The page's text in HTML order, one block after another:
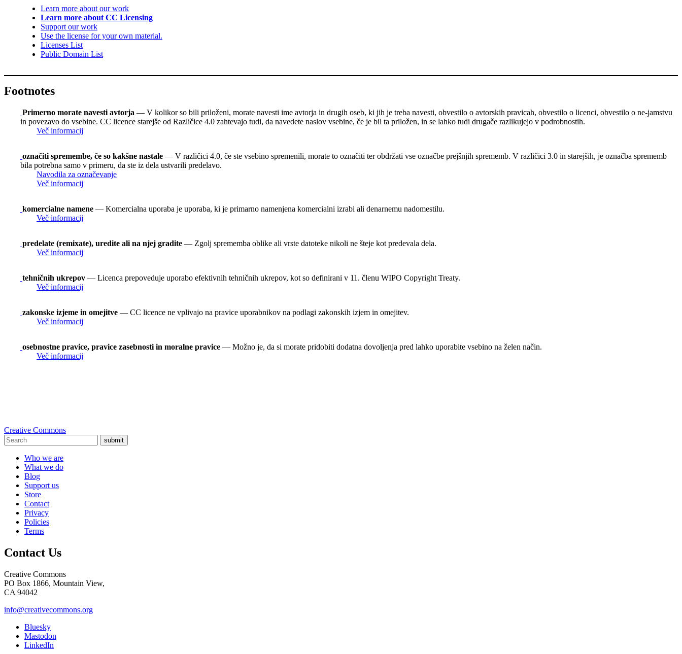
Learn more about our work
Learn more about CC Licensing
Support our work
Use the license for your own material.
Licenses List
Public Domain List
Footnotes
Primerno morate navesti avtorja — V kolikor so bili priloženi, morate navesti ime avtorja in drugih oseb, ki jih je treba navesti, obvestilo o avtorskih pravicah, obvestilo o licenci, obvestilo o ne-jamstvu
in povezavo do vsebine. CC licence starejše od Različice 4.0 zahtevajo tudi, da navedete naslov vsebine, če je bil ta priložen, in se lahko tudi drugače razlikujejo v podrobnostih.
Več informacij
označiti spremembe, če so kakšne nastale — V različici 4.0, če ste vsebino spremenili, morate to označiti ter obdržati vse označbe prejšnjih sprememb. V različici 3.0 in starejših, je označba sprememb
bila potrebna samo v primeru, da ste iz dela ustvarili predelavo.
Navodila za označevanje
Več informacij
komercialne namene — Komercialna uporaba je uporaba, ki je primarno namenjena komercialni izrabi ali denarnemu nadomestilu.
Več informacij
predelate (remixate), uredite ali na njej gradite — Zgolj sprememba oblike ali vrste datoteke nikoli ne šteje kot predevala dela.
Več informacij
tehničnih ukrepov — Licenca prepoveduje uporabo efektivnih tehničnih ukrepov, kot so definirani v 11. členu WIPO Copyright Treaty.
Več informacij
zakonske izjeme in omejitve — CC licence ne vplivajo na pravice uporabnikov na podlagi zakonskih izjem in omejitev.
Več informacij
osebnostne pravice, pravice zasebnosti in moralne pravice — Možno je, da si morate pridobiti dodatna dovoljenja pred lahko uporabite vsebino na želen način.
Več informacij
Creative Commons
submit
Who we are
What we do
Blog
Support us
Store
Contact
Privacy
Policies
Terms
Contact Us
Creative Commons
PO Box 1866, Mountain View,
CA 94042
info@creativecommons.org
Bluesky
Mastodon
LinkedIn